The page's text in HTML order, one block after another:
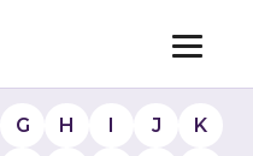
G H I J
K